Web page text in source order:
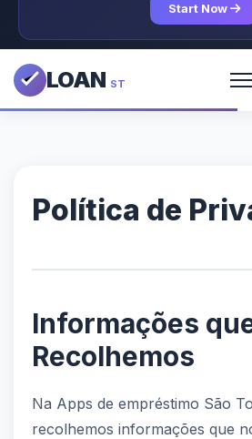
Start Now
LOAN ST
Política de
Informações
Recolhemos
Na Apps de empréstimo São
recolhemos informações que